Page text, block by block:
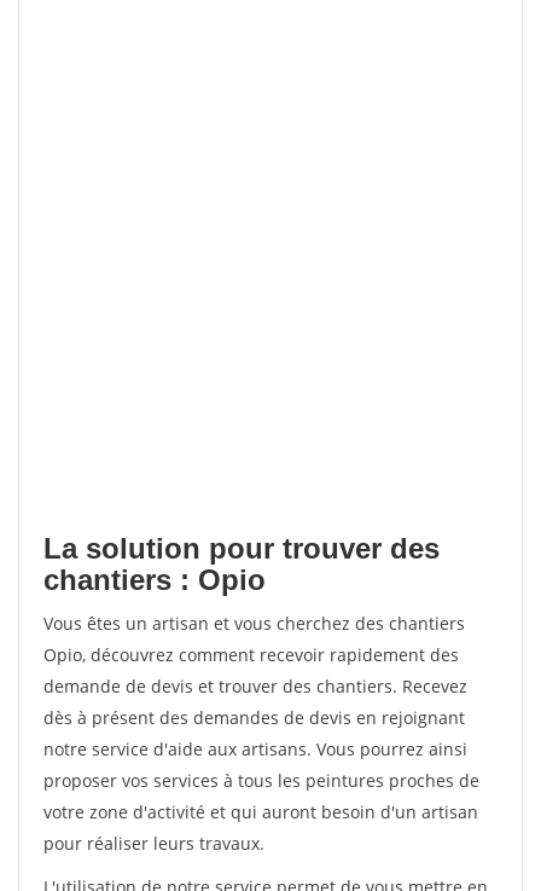
La solution pour trouver des
chantiers : Opio
Vous êtes un artisan et vous cherchez des chantiers
Opio, découvrez comment recevoir rapidement des
demande de devis et trouver des chantiers. Recevez
dès à présent des demandes de devis en rejoignant
notre service d'aide aux artisans. Vous pourrez ainsi
proposer vos services à tous les peintures proches de
votre zone d'activité et qui auront besoin d'un artisan
pour réaliser leurs travaux.